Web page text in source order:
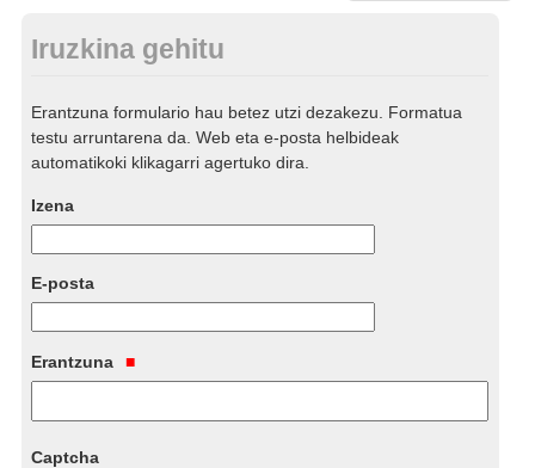
Iruzkina gehitu
Erantzuna formulario hau betez utzi dezakezu. Formatua
testu arruntarena da. Web eta e-posta helbideak
automatikoki klikagarri agertuko dira.
Izena
E-posta
Erantzuna
Captcha